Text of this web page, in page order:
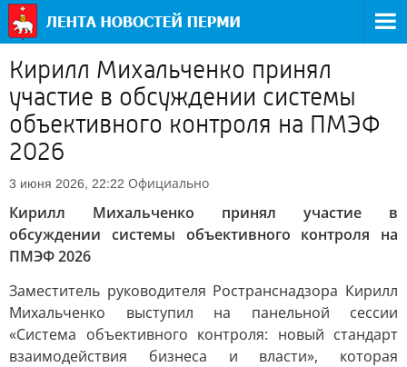
Кирилл Михальченко принял
участие в обсуждении системы
объективного контроля на ПМЭФ
2026
3 июня 2026, 22:22 Официально
Кирилл Михальченко принял участие в
обсуждении системы объективного контроля на
ПМЭФ 2026
Заместитель руководителя Ространснадзора Кирилл
Михальченко выступил на панельной сессии
«Система объективного контроля: новый стандарт
взаимодействия бизнеса и власти», которая